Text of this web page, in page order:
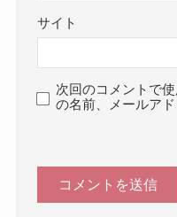
サイト
次回のコメントで
の名前、メールア